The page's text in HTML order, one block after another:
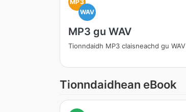
WAV
MP3 gu WAV
Tionndaidh MP3 claisneachd gu WAV
Tionndaidhean eBook